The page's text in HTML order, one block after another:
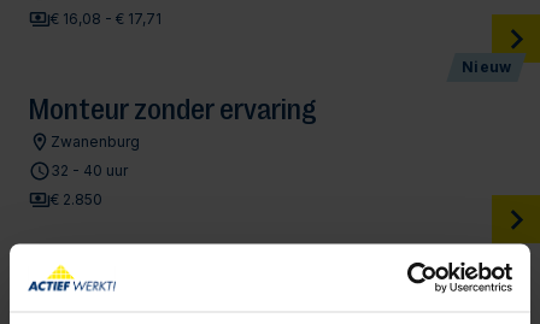
€ 16,08 - € 17,71
Nieuw
Monteur zonder ervaring
Zwanenburg
32 - 40 uur
€ 2.850
Schoonmaker Utrecht